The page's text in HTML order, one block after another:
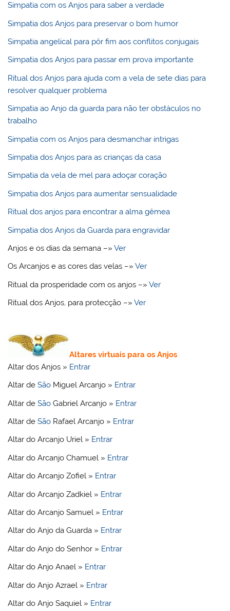
Simpatia com os Anjos para saber a verdade
Simpatia dos Anjos para preservar o bom humor
Simpatia angelical para pôr fim aos conflitos conjugais
Simpatia dos Anjos para passar em prova importante
Ritual dos Anjos para ajuda com a vela de sete dias para
resolver qualquer problema
Simpatia ao Anjo da guarda para não ter obstáculos no
trabalho
Simpatia com os Anjos para desmanchar intrigas
Simpatia dos Anjos para as crianças da casa
Simpatia da vela de mel para adoçar coração
Simpatia dos Anjos para aumentar sensualidade
Ritual dos anjos para encontrar a alma gêmea
Simpatia dos Anjos da Guarda para engravidar
Anjos e os dias da semana –»Ver
Os Arcanjos e as cores das velas –»Ver
Ritual da prosperidade com os anjos –»Ver
Ritual dos Anjos, para protecção –» Ver
Altares virtuais para os Anjos
Altar dos Anjos » Entrar
Altar deSão Miguel Arcanjo » Entrar
Altar deSão Gabriel Arcanjo » Entrar
Altar deSão Rafael Arcanjo » Entrar
Altar do Arcanjo Uriel » Entrar
Altar do Arcanjo Chamuel » Entrar
Altar do Arcanjo Zofiel » Entrar
Altar do Arcanjo Zadkiel » Entrar
Altar do Arcanjo Samuel » Entrar
Altar do Anjo da Guarda » Entrar
Altar do Anjo do Senhor » Entrar
Altar do Anjo Anael » Entrar
Altar do Anjo Azrael » Entrar
Altar do Anjo Saquiel » Entrar